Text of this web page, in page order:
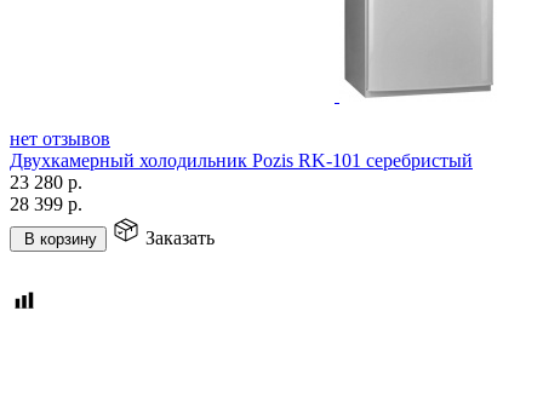
нет отзывов
Двухкамерный холодильник Pozis RK-101 серебристый
23 280 р.
28 399 р.
В корзину Заказать